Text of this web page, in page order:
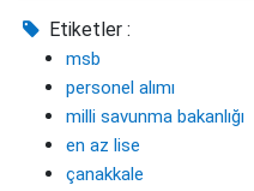
Etiketler :
msb
personel alımı
milli savunma bakanlığı
en az lise
çanakkale